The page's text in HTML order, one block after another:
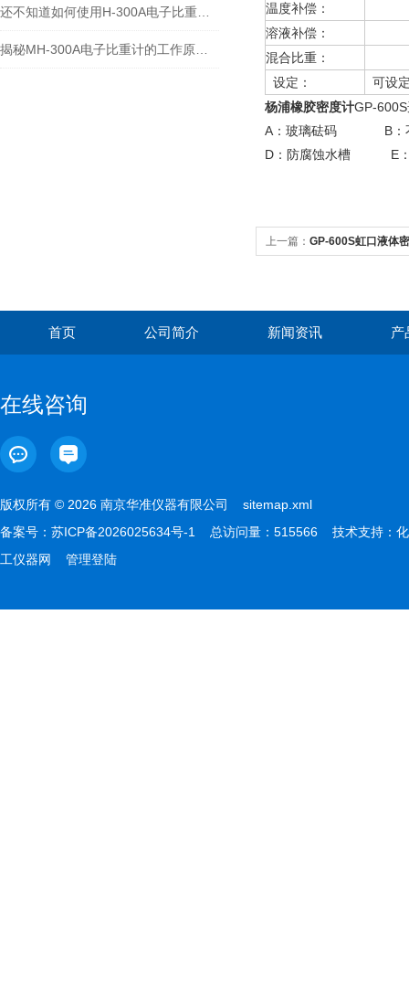
温度补偿：
溶液补偿：
混合比重：
设定：
可设
杨浦橡胶密度计GP-
A：玻璃砝码 B：
D：防腐蚀水槽 E：
上一篇： GP-600S虹口液体
首页 公司简介 新闻资讯 产
在线咨询
版权所有 © 2026 南京华准仪器有限公司 sitemap.xml
备案号： 苏ICP备2026025634号-1 总访问量：515566 技术支持： 化
工仪器网
管理登陆